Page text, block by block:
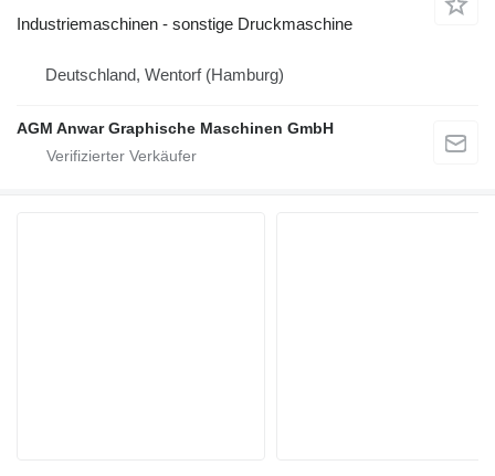
Industriemaschinen - sonstige Druckmaschine
Deutschland, Wentorf (Hamburg)
AGM Anwar Graphische Maschinen GmbH